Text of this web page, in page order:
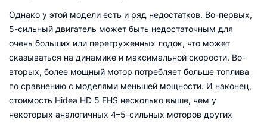
Однако у этой модели есть и ряд недостатков. Во-первых,
5-сильный двигатель может быть недостаточным для
очень больших или перегруженных лодок, что может
сказываться на динамике и максимальной скорости. Во-
вторых, более мощный мотор потребляет больше топлива
по сравнению с моделями меньшей мощности. И наконец,
стоимость Hidea HD 5 FHS несколько выше, чем у
некоторых аналогичных 4–5-сильных моторов других